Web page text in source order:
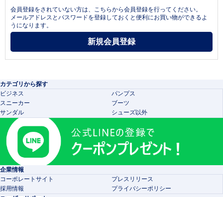
会員登録をされていない方は、こちらから会員登録を行ってください。
メールアドレスとパスワードを登録しておくと便利にお買い物ができるよ
うになります。
カテゴリから探す
ビジネス
パンプス
スニーカー
ブーツ
サンダル
シューズ以外
企業情報
コーポレートサイト
プレスリリース
採用情報
プライバシーポリシー